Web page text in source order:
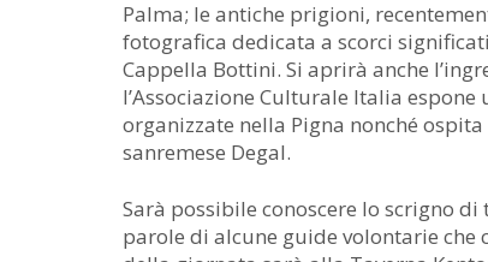
Palma; le antiche prigioni,
fotografica dedicata a scorci
Cappella Bottini. Si aprirà anche
l’Associazione Culturale Italia
organizzate nella Pigna nonché
sanremese Degal.
Sarà possibile conoscere lo scrigno
parole di alcune guide volontarie